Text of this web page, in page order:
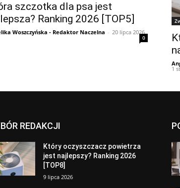
szczotka dla psa jest
Ranking 2026 [TOP5]
Woszczyńska - Redaktor Naczelna - 20 lipca 2026
0
1
REDAKCJI
Który oczyszczacz powietrza
jest najlepszy? Ranking 2026
[TOP8]
9 lipca 2026